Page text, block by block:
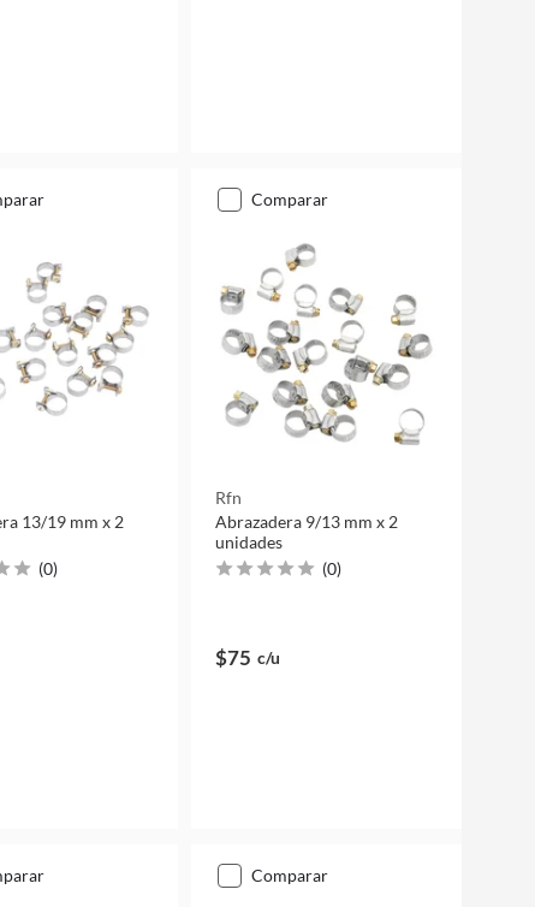
13/19 mm x 2
(0)
comparar
Rfn
Abrazadera 9/13 mm x 2
unidades
(0)
$75 c/u
comparar